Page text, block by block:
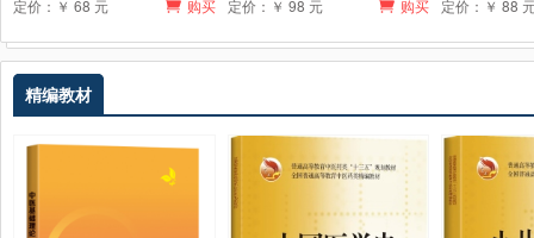
购买
定价：￥ 68 元
购买
定价：￥ 98 元
定价：￥ 88
精编教材